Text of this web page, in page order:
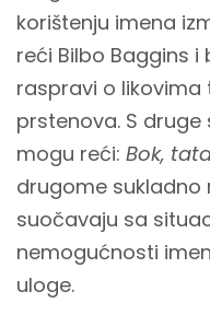
korištenju imena
reći Bilbo Baggins
raspravi o
prstenova. S
mogu reći: Bok,
drugome sukladno
suočavaju sa
nemogućnosti
uloge.